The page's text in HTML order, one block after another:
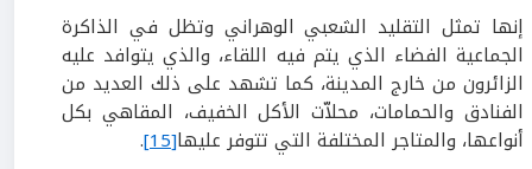
إنها تمثل التقليد الشعبي الوهراني وتظل في الذاكرة
الجماعية الفضاء الذي يتم فيه اللقاء، والذي يتوافد عليه
الزائرون من خارج المدينة، كما تشهد على ذلك العديد من
الفنادق والحمامات، محلاّت الأكل الخفيف، المقاهي بكل
أنواعها، والمتاجر المختلفة التي تتوفر عليها[15]
.